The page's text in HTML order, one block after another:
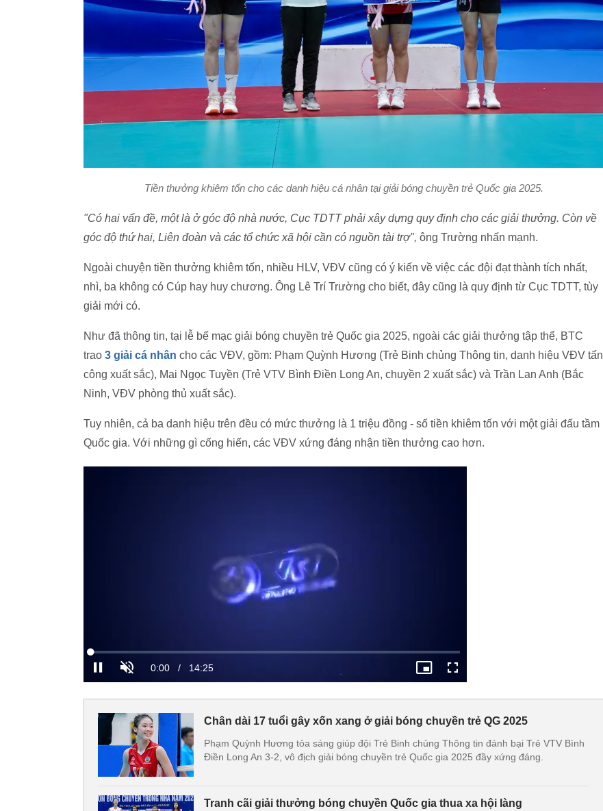
Tiền thưởng khiêm tốn cho các danh hiệu cá nhân tại giải bóng chuyền trẻ Quốc gia 2025.
"Có hai vấn đề, một là ở góc độ nhà nước, Cục TDTT phải xây dựng quy định cho các giải thưởng. Còn về
góc độ thứ hai, Liên đoàn và các tổ chức xã hội cần có nguồn tài trợ", ông Trường nhấn mạnh.
Ngoài chuyện tiền thưởng khiêm tốn, nhiều HLV, VĐV cũng có ý kiến về việc các đội đạt thành tích nhất,
nhì, ba không có Cúp hay huy chương. Ông Lê Trí Trường cho biết, đây cũng là quy định từ Cục TDTT, tùy
giải mới có.
Như đã thông tin, tại lễ bế mạc giải bóng chuyền trẻ Quốc gia 2025, ngoài các giải thưởng tập thể, BTC
trao 3 giải cá nhân cho các VĐV, gồm: Phạm Quỳnh Hương (Trẻ Binh chủng Thông tin, danh hiệu VĐV tấn
công xuất sắc), Mai Ngọc Tuyền (Trẻ VTV Bình Điền Long An, chuyền 2 xuất sắc) và Trần Lan Anh (Bắc
Ninh, VĐV phòng thủ xuất sắc).
Tuy nhiên, cả ba danh hiệu trên đều có mức thưởng là 1 triệu đồng - số tiền khiêm tốn với một giải đấu tầm
Quốc gia. Với những gì cống hiến, các VĐV xứng đáng nhận tiền thưởng cao hơn.
Chân dài 17 tuổi gây xốn xang ở giải bóng chuyền trẻ QG 2025
Phạm Quỳnh Hương tỏa sáng giúp đội Trẻ Binh chủng Thông tin đánh bại Trẻ VTV Bình
Điền Long An 3-2, vô địch giải bóng chuyền trẻ Quốc gia 2025 đầy xứng đáng.
Tranh cãi giải thưởng bóng chuyền Quốc gia thua xa hội làng